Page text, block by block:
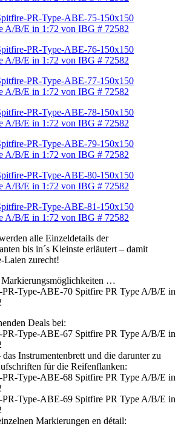
alle Einzeldetails der
bis in´s Kleinste erläutert – damit
Laien zurecht!
Markierungsmöglichkeiten …
Deals bei:
Instrumentenbrett und die darunter zu
für die Reifenflanken:
Markierungen en détail: